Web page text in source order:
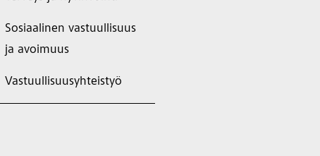
Sosiaalinen vastuullisuus
ja avoimuus
Vastuullisuusyhteistyö